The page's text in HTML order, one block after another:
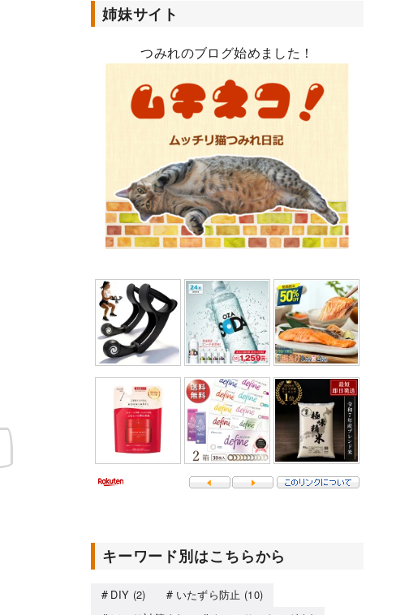
姉妹サイト
つみれのブログ始めました！
キーワード別はこちらから
DIY (2) いたずら防止 (10)